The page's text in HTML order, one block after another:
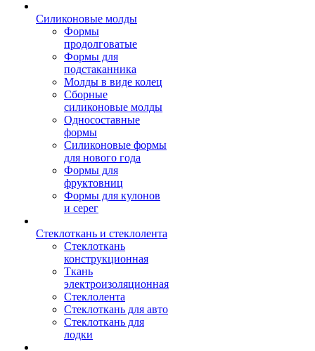
Силиконовые молды
Формы
продолговатые
Формы для
подстаканника
Молды в виде колец
Сборные
силиконовые молды
Односоставные
формы
Силиконовые формы
для нового года
Формы для
фруктовниц
Формы для кулонов
и серег
Стеклоткань и стеклолента
Стеклоткань
конструкционная
Ткань
электроизоляционная
Стеклолента
Стеклоткань для авто
Стеклоткань для
лодки